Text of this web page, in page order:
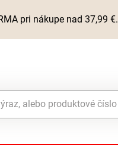
pri nákupe nad 37,99